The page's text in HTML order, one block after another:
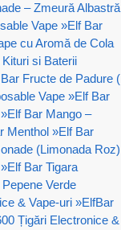
– Zmeură Albastră
Vape »Elf Bar
cu Aromă de Cola
si Baterii
Fructe de Padure (
Vape »Elf Bar
»Elf Bar Mango –
Menthol »Elf Bar
(Limonada Roz)
»Elf Bar Tigara
Verde
& Vape-uri »ElfBar
Țigări Electronice &